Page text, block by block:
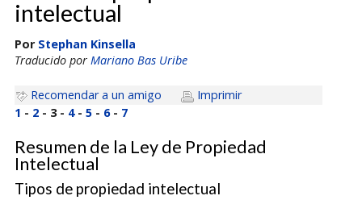
intelectual
Por Stephan Kinsella
Traducido por Mariano Bas Uribe
Recomendar a un amigo
Imprimir
1 - 2- 3 - 4- 5- 6- 7
Resumen de la Ley de Propiedad
Intelectual
Tipos de propiedad intelectual